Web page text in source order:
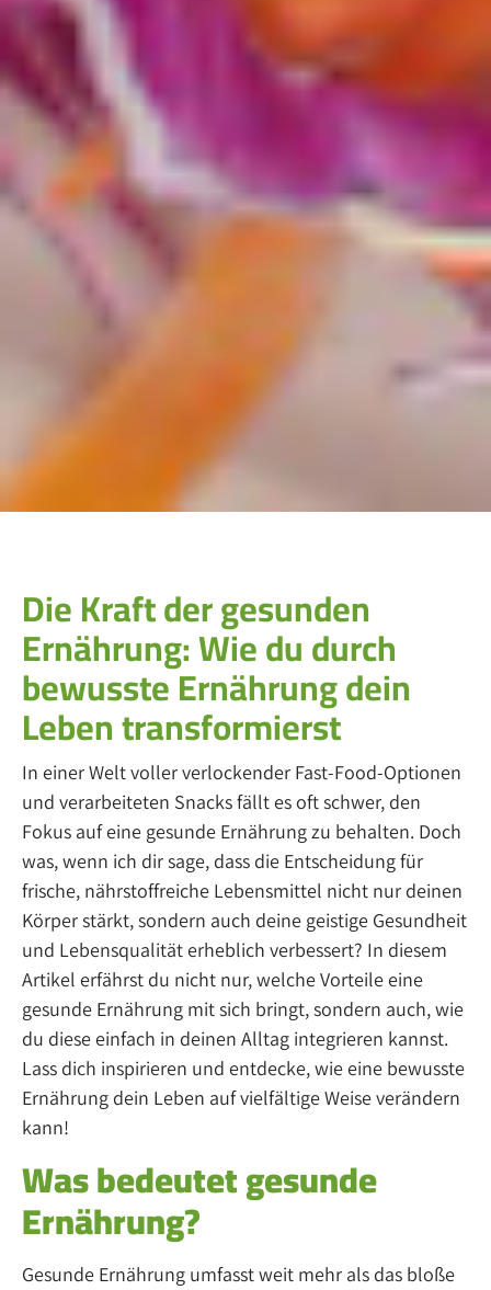
Die Kraft der gesunden
Ernährung: Wie du durch
bewusste Ernährung dein
Leben transformierst
In einer Welt voller verlockender Fast-Food-Optionen
und verarbeiteten Snacks fällt es oft schwer, den
Fokus auf eine gesunde Ernährung zu behalten. Doch
was, wenn ich dir sage, dass die Entscheidung für
frische, nährstoffreiche Lebensmittel nicht nur deinen
Körper stärkt, sondern auch deine geistige Gesundheit
und Lebensqualität erheblich verbessert? In diesem
Artikel erfährst du nicht nur, welche Vorteile eine
gesunde Ernährung mit sich bringt, sondern auch, wie
du diese einfach in deinen Alltag integrieren kannst.
Lass dich inspirieren und entdecke, wie eine bewusste
Ernährung dein Leben auf vielfältige Weise verändern
kann!
Was bedeutet gesunde
Ernährung?
Gesunde Ernährung umfasst weit mehr als das bloße